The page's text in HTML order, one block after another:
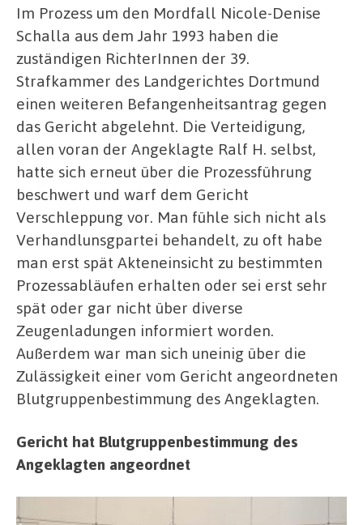
Im Prozess um den Mordfall Nicole-Denise
Schalla aus dem Jahr 1993 haben die
zuständigen RichterInnen der 39.
Strafkammer des Landgerichtes Dortmund
einen weiteren Befangenheitsantrag gegen
das Gericht abgelehnt. Die Verteidigung,
allen voran der Angeklagte Ralf H. selbst,
hatte sich erneut über die Prozessführung
beschwert und warf dem Gericht
Verschleppung vor. Man fühle sich nicht als
Verhandlunsgpartei behandelt, zu oft habe
man erst spät Akteneinsicht zu bestimmten
Prozessabläufen erhalten oder sei erst sehr
spät oder gar nicht über diverse
Zeugenladungen informiert worden.
Außerdem war man sich uneinig über die
Zulässigkeit einer vom Gericht angeordneten
Blutgruppenbestimmung des Angeklagten.
Gericht hat Blutgruppenbestimmung des
Angeklagten angeordnet